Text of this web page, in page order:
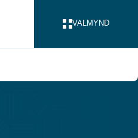
VALMYND